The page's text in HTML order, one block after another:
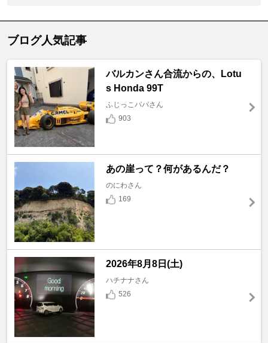
ブログ人気記事
バルカンさん合流からの、Lotu
s Honda 99T
ふじっこパパさん
903
あの崖って？何があるんだ？
のにわさん
169
2026年8月8日(土)
ハチナナさん
526